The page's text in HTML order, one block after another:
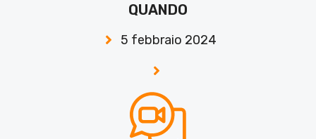
QUANDO
5 febbraio 2024